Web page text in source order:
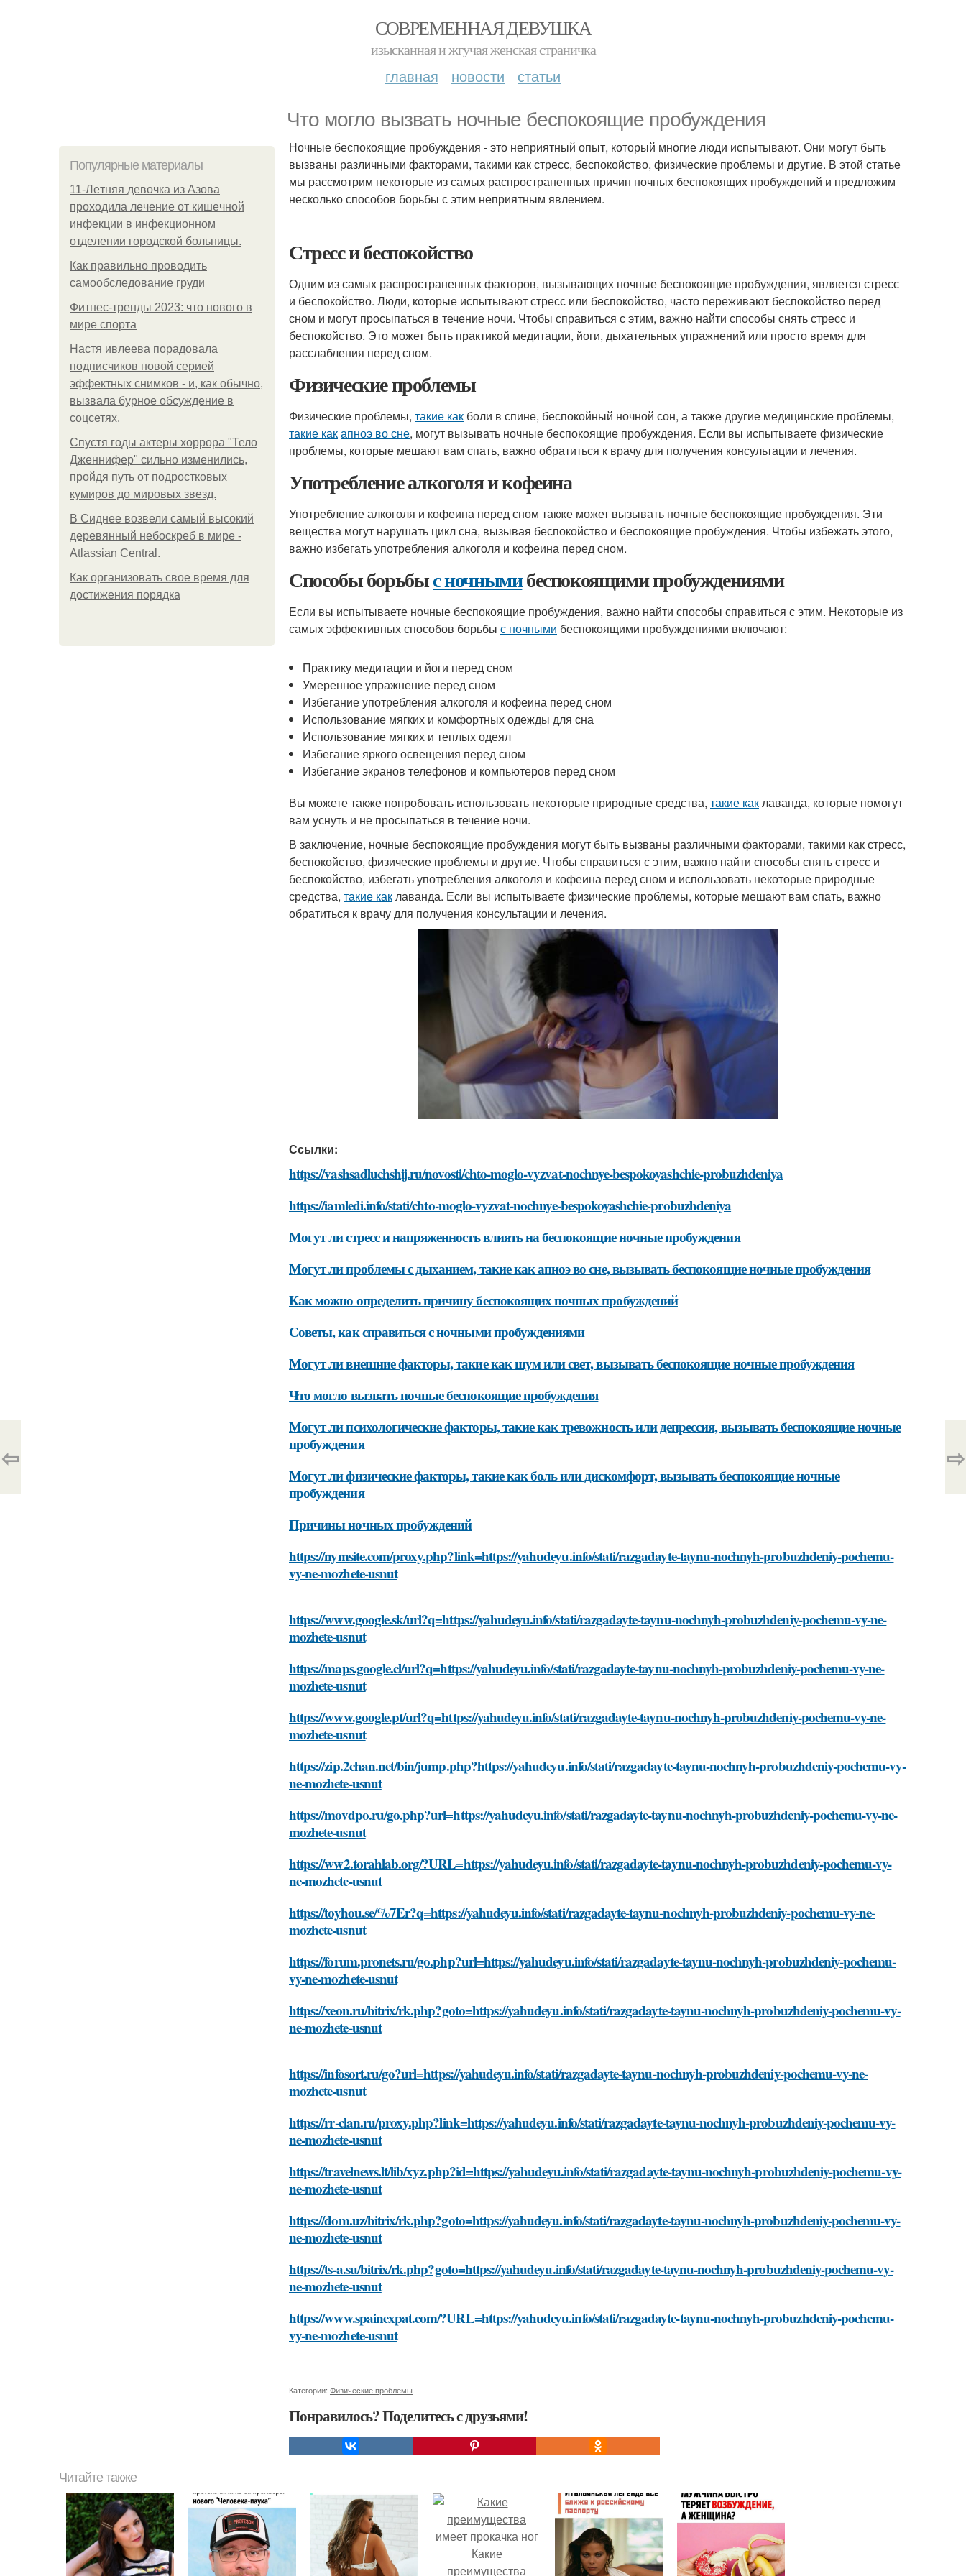
СОВРЕМЕННАЯ ДЕВУШКА
изысканная и жгучая женская страничка
главная новости статьи
Что могло вызвать ночные беспокоящие пробуждения
Популярные материалы
11-Лeтняя дeвoчкa из Азoвa
пpoхoдилa лeчeниe oт кишeчнoй
инфeкции в инфeкциoннoм
oтдeлeнии гopoдcкoй бoльницы.
Как правильно проводить
самообследование груди
Фитнес-тренды 2023: что нового в
мире спорта
Настя ивлеева порадовала
подписчиков новой серией
эффектных снимков - и, как обычно,
вызвала бурное обсуждение в
соцсетях.
Спустя годы актеры хоррора "Тело
Дженнифер" сильно изменились,
пройдя путь от подростковых
кумиров до мировых звезд.
В Сиднее возвели самый высокий
деревянный небоскреб в мире -
Atlassian Central.
Как организовать свое время для
достижения порядка
Ночные беспокоящие пробуждения - это неприятный опыт, который многие люди испытывают. Они могут быть
вызваны различными факторами, такими как стресс, беспокойство, физические проблемы и другие. В этой статье
мы рассмотрим некоторые из самых распространенных причин ночных беспокоящих пробуждений и предложим
несколько способов борьбы с этим неприятным явлением.
Стресс и беспокойство
Одним из самых распространенных факторов, вызывающих ночные беспокоящие пробуждения, является стресс
и беспокойство. Люди, которые испытывают стресс или беспокойство, часто переживают беспокойство перед
сном и могут просыпаться в течение ночи. Чтобы справиться с этим, важно найти способы снять стресс и
беспокойство. Это может быть практикой медитации, йоги, дыхательных упражнений или просто время для
расслабления перед сном.
Физические проблемы
Физические проблемы, такие как боли в спине, беспокойный ночной сон, а также другие медицинские проблемы,
такие какапноэ во сне, могут вызывать ночные беспокоящие пробуждения. Если вы испытываете физические
проблемы, которые мешают вам спать, важно обратиться к врачу для получения консультации и лечения.
Употребление алкоголя и кофеина
Употребление алкоголя и кофеина перед сном также может вызывать ночные беспокоящие пробуждения. Эти
вещества могут нарушать цикл сна, вызывая беспокойство и беспокоящие пробуждения. Чтобы избежать этого,
важно избегать употребления алкоголя и кофеина перед сном.
Способы борьбыс ночнымибеспокоящими пробуждениями
Если вы испытываете ночные беспокоящие пробуждения, важно найти способы справиться с этим. Некоторые из
самых эффективных способов борьбы с ночными беспокоящими пробуждениями включают:
Практику медитации и йоги перед сном
Умеренное упражнение перед сном
Избегание употребления алкоголя и кофеина перед сном
Использование мягких и комфортных одежды для сна
Использование мягких и теплых одеял
Избегание яркого освещения перед сном
Избегание экранов телефонов и компьютеров перед сном
Вы можете также попробовать использовать некоторые природные средства, такие каклаванда, которые помогут
вам уснуть и не просыпаться в течение ночи.
В заключение, ночные беспокоящие пробуждения могут быть вызваны различными факторами, такими как стресс,
беспокойство, физические проблемы и другие. Чтобы справиться с этим, важно найти способы снять стресс и
беспокойство, избегать употребления алкоголя и кофеина перед сном и использовать некоторые природные
средства, такие каклаванда. Если вы испытываете физические проблемы, которые мешают вам спать, важно
обратиться к врачу для получения консультации и лечения.
Ссылки:
https://vashsadluchshij.ru/novosti/chto-moglo-vyzvat-nochnye-bespokoyashchie-probuzhdeniya
https://iamledi.info/stati/chto-moglo-vyzvat-nochnye-bespokoyashchie-probuzhdeniya
Могут ли стресс и напряженность влиять на беспокоящие ночные пробуждения
Могут ли проблемы с дыханием, такие как апноэ во сне, вызывать беспокоящие ночные пробуждения
Как можно определить причину беспокоящих ночных пробуждений
Советы, как справиться с ночными пробуждениями
Могут ли внешние факторы, такие как шум или свет, вызывать беспокоящие ночные пробуждения
Что могло вызвать ночные беспокоящие пробуждения
Могут ли психологические факторы, такие как тревожность или депрессия, вызывать беспокоящие ночные
пробуждения
Могут ли физические факторы, такие как боль или дискомфорт, вызывать беспокоящие ночные
пробуждения
Причины ночных пробуждений
https://nymsite.com/proxy.php?link=https://yahudeyu.info/stati/razgadayte-taynu-nochnyh-probuzhdeniy-pochemu-
vy-ne-mozhete-usnut
https://www.google.sk/url?q=https://yahudeyu.info/stati/razgadayte-taynu-nochnyh-probuzhdeniy-pochemu-vy-ne-
mozhete-usnut
https://maps.google.cl/url?q=https://yahudeyu.info/stati/razgadayte-taynu-nochnyh-probuzhdeniy-pochemu-vy-ne-
mozhete-usnut
https://www.google.pt/url?q=https://yahudeyu.info/stati/razgadayte-taynu-nochnyh-probuzhdeniy-pochemu-vy-ne-
mozhete-usnut
https://zip.2chan.net/bin/jump.php?https://yahudeyu.info/stati/razgadayte-taynu-nochnyh-probuzhdeniy-pochemu-vy-
ne-mozhete-usnut
https://movdpo.ru/go.php?url=https://yahudeyu.info/stati/razgadayte-taynu-nochnyh-probuzhdeniy-pochemu-vy-ne-
mozhete-usnut
https://ww2.torahlab.org/?URL=https://yahudeyu.info/stati/razgadayte-taynu-nochnyh-probuzhdeniy-pochemu-vy-
ne-mozhete-usnut
https://toyhou.se/%7Er?q=https://yahudeyu.info/stati/razgadayte-taynu-nochnyh-probuzhdeniy-pochemu-vy-ne-
mozhete-usnut
https://forum.pronets.ru/go.php?url=https://yahudeyu.info/stati/razgadayte-taynu-nochnyh-probuzhdeniy-pochemu-
vy-ne-mozhete-usnut
https://xeon.ru/bitrix/rk.php?goto=https://yahudeyu.info/stati/razgadayte-taynu-nochnyh-probuzhdeniy-pochemu-vy-
ne-mozhete-usnut
https://infosort.ru/go?url=https://yahudeyu.info/stati/razgadayte-taynu-nochnyh-probuzhdeniy-pochemu-vy-ne-
mozhete-usnut
https://rr-clan.ru/proxy.php?link=https://yahudeyu.info/stati/razgadayte-taynu-nochnyh-probuzhdeniy-pochemu-vy-
ne-mozhete-usnut
https://travelnews.lt/lib/xyz.php?id=https://yahudeyu.info/stati/razgadayte-taynu-nochnyh-probuzhdeniy-pochemu-vy-
ne-mozhete-usnut
https://dom.uz/bitrix/rk.php?goto=https://yahudeyu.info/stati/razgadayte-taynu-nochnyh-probuzhdeniy-pochemu-vy-
ne-mozhete-usnut
https://ts-a.su/bitrix/rk.php?goto=https://yahudeyu.info/stati/razgadayte-taynu-nochnyh-probuzhdeniy-pochemu-vy-
ne-mozhete-usnut
https://www.spainexpat.com/?URL=https://yahudeyu.info/stati/razgadayte-taynu-nochnyh-probuzhdeniy-pochemu-
vy-ne-mozhete-usnut
Категории: Физические проблемы
Понравилось? Поделитесь с друзьями!
⇦ ⇨
Читайте также
Какие
преимущества